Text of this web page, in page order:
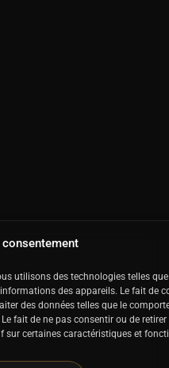
consentement
utilisons des technologies telles
des appareils. Le fait de
des données telles que le
fait de ne pas consentir ou de retirer
sur certaines caractéristiques et